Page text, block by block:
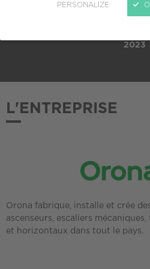
PERSONALIZE
2023
L'ENTREPRISE
Orona fabrique, installe et crée
ascenseurs, escaliers
et horizontaux dans tout le pays.